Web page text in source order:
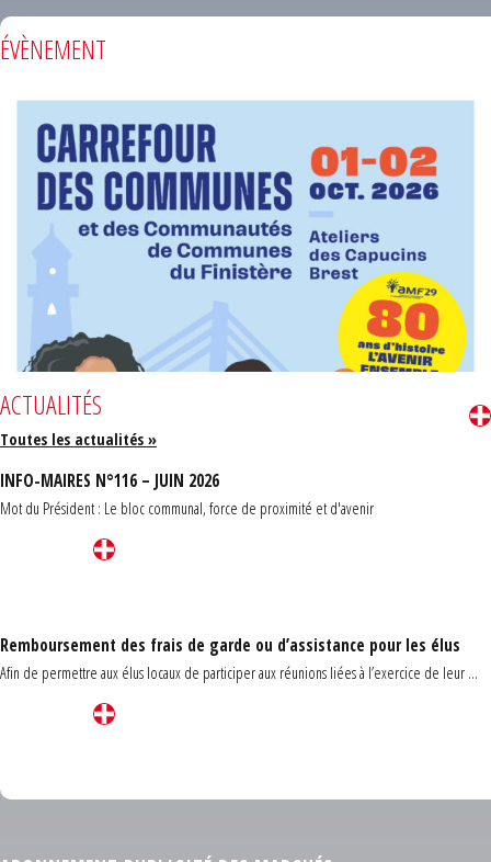
ÉVÈNEMENT
ACTUALITÉS
Toutes les actualités »
INFO-MAIRES N°116 – JUIN 2026
Mot du Président : Le bloc communal, force de proximité et d'avenir
Remboursement des frais de garde ou d’assistance pour les élus
Afin de permettre aux élus locaux de participer aux réunions liées à l’exercice de leur ...